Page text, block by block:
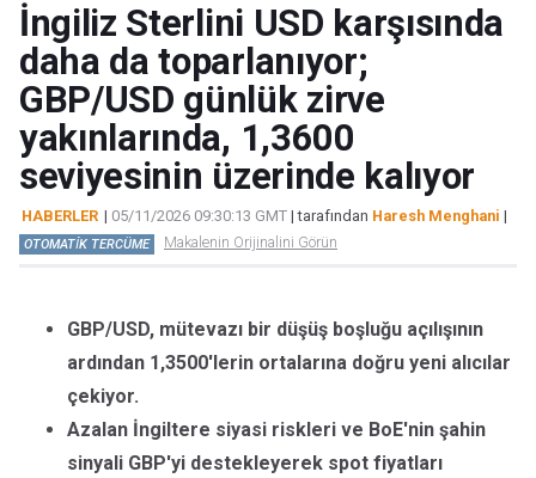
İngiliz Sterlini USD karşısında
daha da toparlanıyor;
GBP/USD günlük zirve
yakınlarında, 1,3600
seviyesinin üzerinde kalıyor
HABERLER | 05/11/2026 09:30:13 GMT | tarafından Haresh Menghani |
OTOMATİK TERCÜME Makalenin Orijinalini Görün
GBP/USD, mütevazı bir düşüş boşluğu açılışının
ardından 1,3500'lerin ortalarına doğru yeni alıcılar
çekiyor.
Azalan İngiltere siyasi riskleri ve BoE'nin şahin
sinyali GBP'yi destekleyerek spot fiyatları